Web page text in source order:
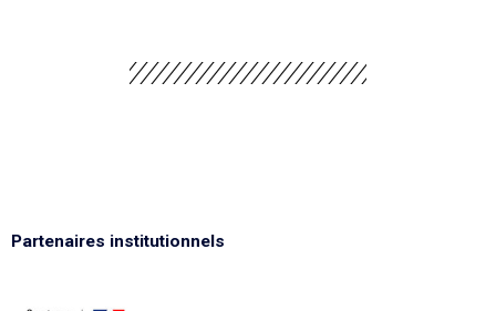
Partenaires institutionnels